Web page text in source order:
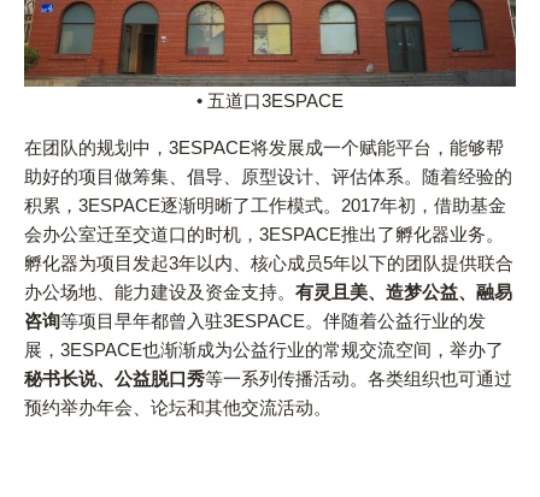
• 五道口3ESPACE
在团队的规划中，3ESPACE将发展成一个赋能平台，能够帮
助好的项目做筹集、倡导、原型设计、评估体系。随着经验的
积累，3ESPACE逐渐明晰了工作模式。2017年初，借助基金
会办公室迁至交道口的时机，3ESPACE推出了孵化器业务。
孵化器为项目发起3年以内、核心成员5年以下的团队提供联合
办公场地、能力建设及资金支持。 有灵且美、造梦公益、融易
咨询等项目早年都曾入驻3ESPACE。伴随着公益行业的发
展，3ESPACE也渐渐成为公益行业的常规交流空间，举办了
秘书长说、公益脱口秀等一系列传播活动。各类组织也可通过
预约举办年会、论坛和其他交流活动。